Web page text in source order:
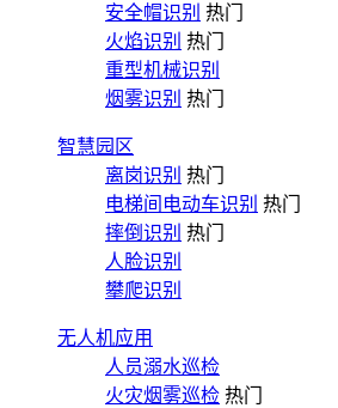
安全帽识别 热门
火焰识别 热门
重型机械识别
烟雾识别 热门
智慧园区
离岗识别 热门
电梯间电动车识别 热门
摔倒识别 热门
人脸识别
攀爬识别
无人机应用
人员溺水巡检
火灾烟雾巡检 热门